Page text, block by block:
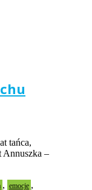
tańca,
Annuszka –
, emocje ,